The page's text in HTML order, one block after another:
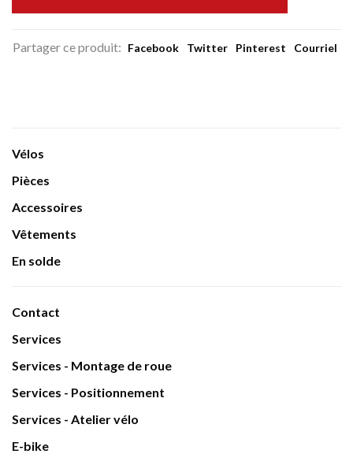
Partager ce produit: Facebook Twitter Pinterest Courriel
Vélos
Pièces
Accessoires
Vêtements
En solde
Contact
Services
Services - Montage de roue
Services - Positionnement
Services - Atelier vélo
E-bike